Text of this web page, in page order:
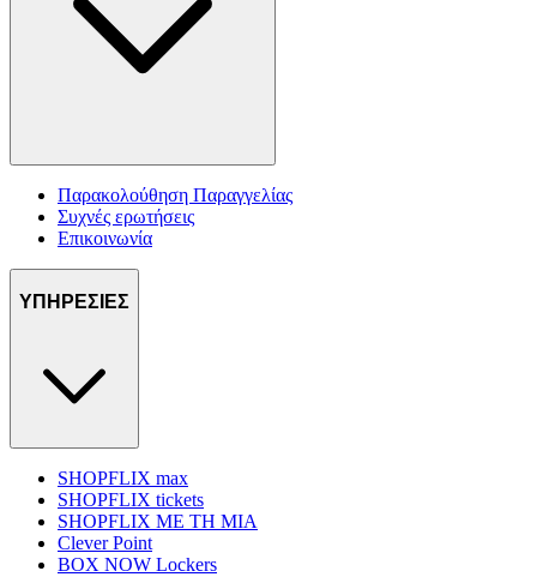
Παρακολούθηση Παραγγελίας
Συχνές ερωτήσεις
Επικοινωνία
ΥΠΗΡΕΣΙΕΣ
SHOPFLIX max
SHOPFLIX tickets
SHOPFLIX ΜΕ ΤΗ ΜΙΑ
Clever Point
BOX NOW Lockers